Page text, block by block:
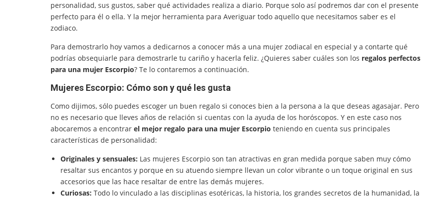
personalidad, sus gustos, saber qué actividades realiza a diario. Porque solo así podremos dar con el presente
perfecto para él o ella. Y la mejor herramienta para Averiguar todo aquello que necesitamos saber es el
zodiaco.
Para demostrarlo hoy vamos a dedicarnos a conocer más a una mujer zodiacal en especial y a contarte qué
podrías obsequiarle para demostrarle tu cariño y hacerla feliz. ¿Quieres saber cuáles son los regalos perfectos
para una mujer Escorpio? Te lo contaremos a continuación.
Mujeres Escorpio: Cómo son y qué les gusta
Como dijimos, sólo puedes escoger un buen regalo si conoces bien a la persona a la que deseas agasajar. Pero
no es necesario que lleves años de relación si cuentas con la ayuda de los horóscopos. Y en este caso nos
abocaremos a encontrar el mejor regalo para una mujer Escorpio teniendo en cuenta sus principales
características de personalidad:
Originales y sensuales: Las mujeres Escorpio son tan atractivas en gran medida porque saben muy cómo
resaltar sus encantos y porque en su atuendo siempre llevan un color vibrante o un toque original en sus
accesorios que las hace resaltar de entre las demás mujeres.
Curiosas: Todo lo vinculado a las disciplinas esotéricas, la historia, los grandes secretos de la humanidad, la